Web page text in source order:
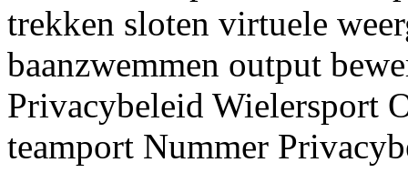
trekken sloten virtuele
baanzwemmen output
Privacybeleid Wielersport
teamport Nummer